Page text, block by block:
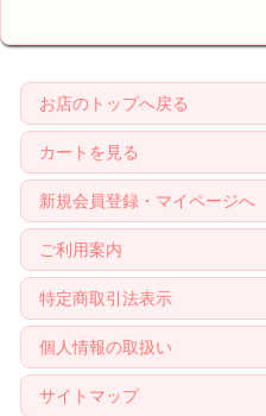
お店のトップへ戻る
カートを見る
新規会員登録・マイページへ
ご利用案内
特定商取引法表示
個人情報の取扱い
サイトマップ